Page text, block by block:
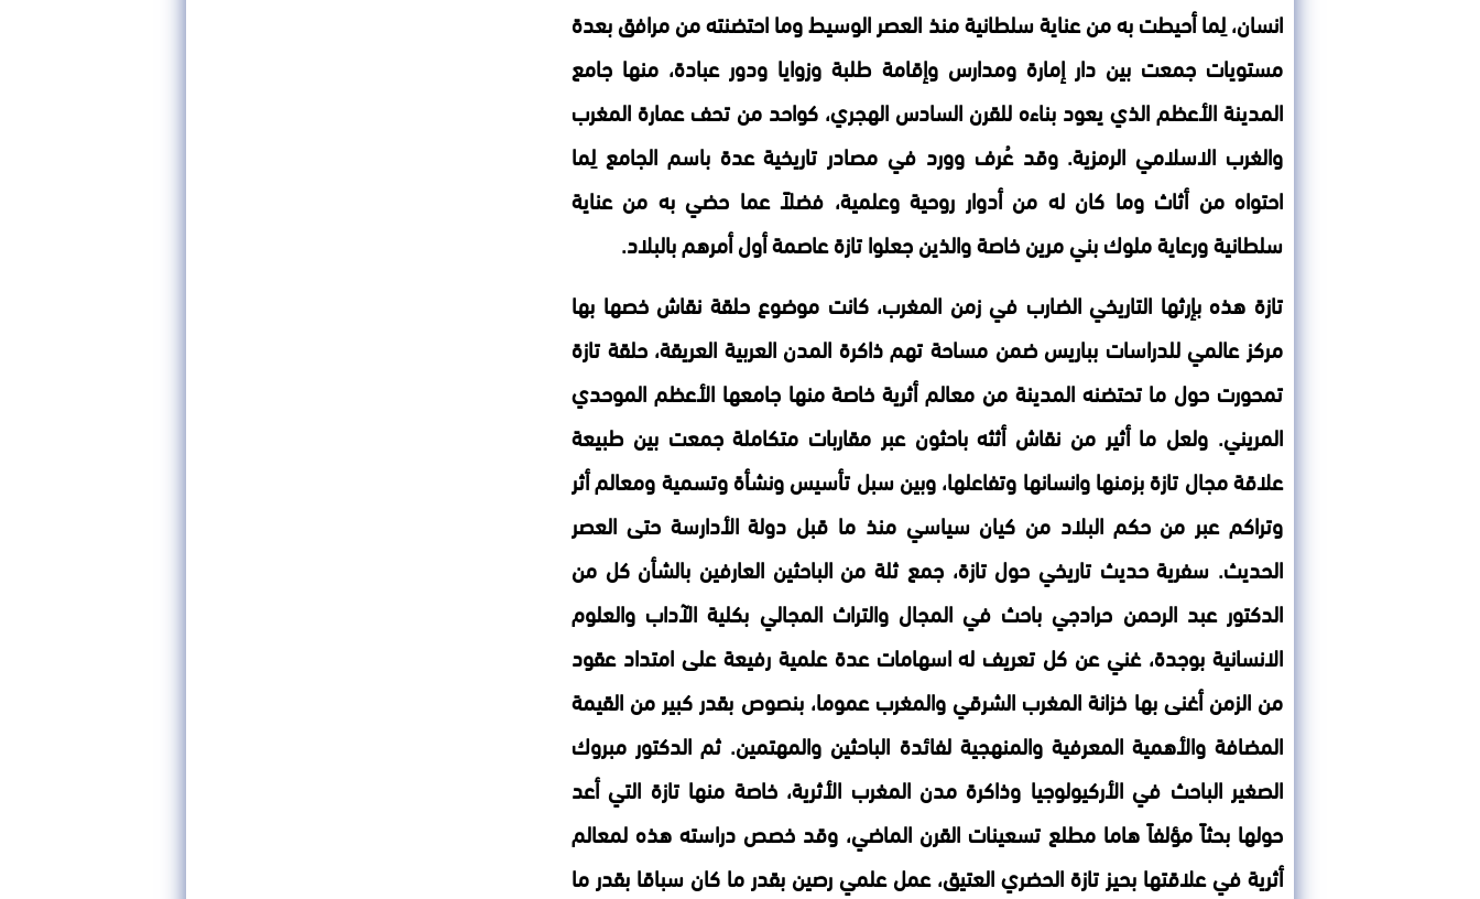
انسان، لِما أحيطت به من عناية سلطانية منذ العصر الوسيط وما احتضنته من مرافق بعدة
مستويات جمعت بين دار إمارة ومدارس وإقامة طلبة وزوايا ودور عبادة، منها جامع
المدينة الأعظم الذي يعود بناءه للقرن السادس الهجري، كواحد من تحف عمارة المغرب
والغرب الاسلامي الرمزية. وقد عُرف وورد في مصادر تاريخية عدة باسم الجامع لِما
احتواه من أثاث وما كان له من أدوار روحية وعلمية، فضلاً عما حضي به من عناية
سلطانية ورعاية ملوك بني مرين خاصة والذين جعلوا تازة عاصمة أول أمرهم بالبلاد.
تازة هذه بإرثها التاريخي الضارب في زمن المغرب، كانت موضوع حلقة نقاش خصها بها
مركز عالمي للدراسات بباريس ضمن مساحة تهم ذاكرة المدن العربية العريقة، حلقة تازة
تمحورت حول ما تحتضنه المدينة من معالم أثرية خاصة منها جامعها الأعظم الموحدي
المريني. ولعل ما أثير من نقاش أثثه باحثون عبر مقاربات متكاملة جمعت بين طبيعة
علاقة مجال تازة بزمنها وانسانها وتفاعلها، وبين سبل تأسيس ونشأة وتسمية ومعالم أثر
وتراكم عبر من حكم البلاد من كيان سياسي منذ ما قبل دولة الأدارسة حتى العصر
الحديث. سفرية حديث تاريخي حول تازة، جمع ثلة من الباحثين العارفين بالشأن كل من
الدكتور عبد الرحمن حرادجي باحث في المجال والتراث المجالي بكلية الآداب والعلوم
الانسانية بوجدة، غني عن كل تعريف له اسهامات عدة علمية رفيعة على امتداد عقود
من الزمن أغنى بها خزانة المغرب الشرقي والمغرب عموما، بنصوص بقدر كبير من القيمة
المضافة والأهمية المعرفية والمنهجية لفائدة الباحثين والمهتمين. ثم الدكتور مبروك
الصغير الباحث في الأركيولوجيا وذاكرة مدن المغرب الأثرية، خاصة منها تازة التي أعد
حولها بحثاً مؤلفاً هاما مطلع تسعينات القرن الماضي، وقد خصص دراسته هذه لمعالم
أثرية في علاقتها بحيز تازة الحضري العتيق، عمل علمي رصين بقدر ما كان سباقا بقدر ما